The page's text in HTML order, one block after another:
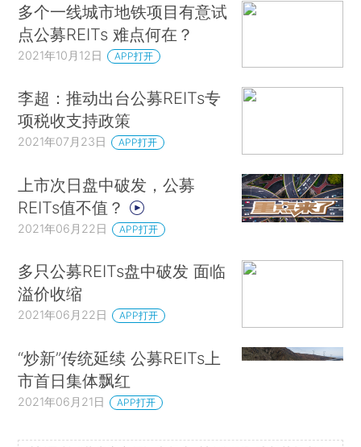
多个一线城市地铁项目有意试
点公募REITs 难点何在？
2021年10月12日 APP打开
李超：推动出台公募REITs专
项税收支持政策
2021年07月23日 APP打开
上市次日盘中破发，公募
REITs值不值？
2021年06月22日 APP打开
多只公募REITs盘中破发 面临
溢价收缩
2021年06月22日 APP打开
“炒新”传统延续 公募REITs上
市首日集体飘红
2021年06月21日 APP打开